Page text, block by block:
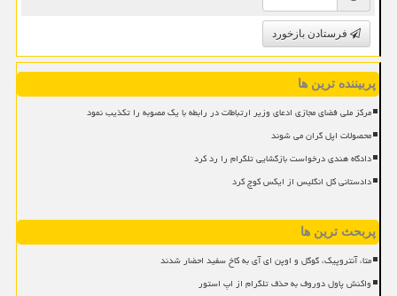
فرستادن بازخورد
پربیننده ترین ها
مرکز ملی فضای مجازی ادعای وزیر ارتباطات در رابطه با یک مصوبه را تکذیب نمود
محصولات اپل گران می شوند
دادگاه هندی درخواست بازگشایی تلگرام را رد کرد
دادستانی کل انگلیس از ایکس کوچ کرد
پربحث ترین ها
متا، آنتروپیک، گوگل و اوپن ای آی به کاخ سفید احضار شدند
واکنش پاول دوروف به حذف تلگرام از اپ استور